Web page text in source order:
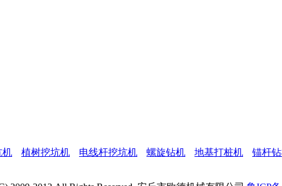
机 植树挖坑机 电线杆挖坑机 螺旋钻机 地基打桩机 锚杆